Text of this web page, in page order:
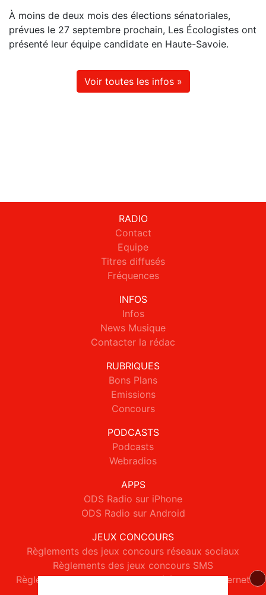
À moins de deux mois des élections sénatoriales,
prévues le 27 septembre prochain, Les Écologistes ont
présenté leur équipe candidate en Haute-Savoie.
Voir toutes les infos »
RADIO
Contact
Equipe
Titres diffusés
Fréquences
INFOS
Infos
News Musique
Contacter la rédac
RUBRIQUES
Bons Plans
Emissions
Concours
PODCASTS
Podcasts
Webradios
APPS
ODS Radio sur iPhone
ODS Radio sur Android
JEUX CONCOURS
Règlements des jeux concours réseaux sociaux
Règlements des jeux concours SMS
Règlements des jeux concours téléphone et internet